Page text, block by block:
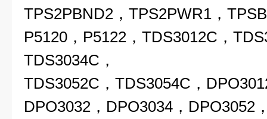
TPS2PBND2，TPS2PWR1，
P5120，P5122，TDS3012C，
TDS3034C，
TDS3052C，TDS3054C，
DPO3032，DPO3034，DPO3052